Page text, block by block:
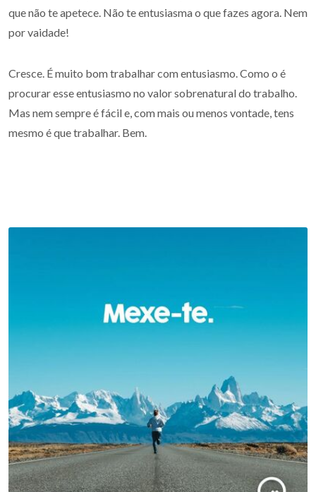
que não te apetece. Não te entusiasma o que fazes agora. Nem
por vaidade!
Cresce. É muito bom trabalhar com entusiasmo. Como o é
procurar esse entusiasmo no valor sobrenatural do trabalho.
Mas nem sempre é fácil e, com mais ou menos vontade, tens
mesmo é que trabalhar. Bem.